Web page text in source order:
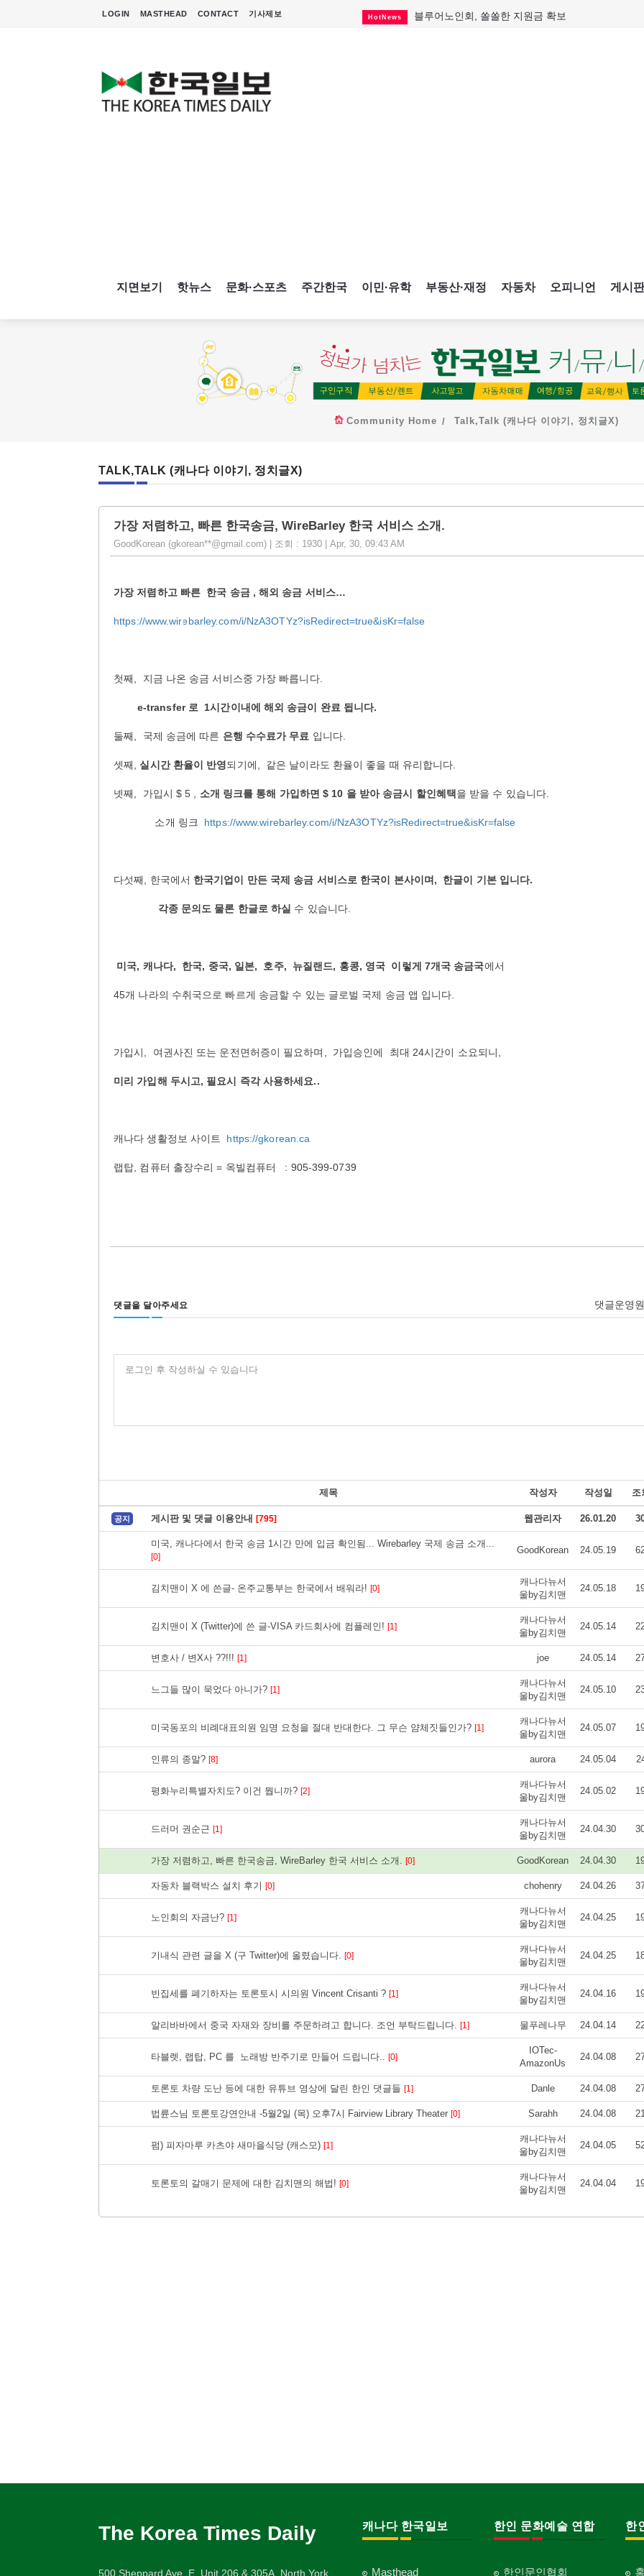
LOGIN MASTHEAD CONTACT 기사제보 HotNews 블루어노인회, 쏠쏠한 지원금 확보
지면보기 핫뉴스 문화·스포츠 주간한국 이민·유학 부동산·재정 자동차 오피니언 게시판
Community Home Talk,Talk (캐나다 이야기, 정치글X)
TALK,TALK (캐나다 이야기, 정치글X)
가장 저렴하고, 빠른 한국송금, WireBarley 한국 서비스 소개.
GoodKorean (gkorean**@gmail.com) | 조회 : 1930 | Apr, 30, 09:43 AM
가장 저렴하고 빠른 한국 송금,해외 송금 서비스…
https://www.wirebarley.com/i/NzA3OTYz?isRedirect=true&isKr=false
첫째 지금 나온 송금 서비스중 가장 빠릅니다.
e-transfer 로 1시간이내에 해외 송금이 완료 됩니다.
둘째 국제 송금에 따른 은행 수수료가 무료 입니다
셋째 실시간 환율이 반영되기에 같은 날이라도 환율이 좋을 때 유리합니다
넷째 가입시 $ 5 , 소개 링크를 통해 가입하면 $ 10 을 받아 송금시 할인혜택을 받을 수 있습니다
소개 링크 https://www.wirebarley.com/i/NzA3OTYz?isRedirect=true&isKr=false
다섯째 한국에서 한국기업이 만든 국제 송금 서비스로 한국이 본사이며 , 한글이 기본 입니다.
각종 문의도 물론 한글로 하실 수 있습니다.
미국, 캐나다, 한국, 중국, 일본, 호주, 뉴질랜드, 홍콩, 영국 이렇게 7개국 송금국에서
45개 나라의 수취국으로 빠르게 송금할 수 있는 글로벌 국제 송금 앱 입니다
가입시 여권사진 또는 운전면허증이 필요하며 가입승인에 최대 24시간이 소요되니
미리 가입해 두시고, 필요시 즉각 사용하세요..
캐나다 생활정보 사이트 https://gkorean.ca
랩탑 컴퓨터 출장수리 = 옥빌컴퓨터 : 905-399-0739
댓글을 달아주세요 댓글운영
로그인 후 작성하실 수 있습니다
제목 작성자 작성일 조
공지 게시판 및 댓글 이용안내 [795] 웹관리자 26.01.20
미국, 캐나다에서 한국 송금 1시간 만에 입금 확인됨... Wirebarley 국제 송금 소개...
[0]
GoodKorean 24.05.19
김치맨이 X 에 쓴글- 온주교통부는 한국에서 배워라! [0]
캐나다뉴서
울by김치맨
24.05.18
김치맨이 X (Twitter)에 쓴 글-VISA 카드회사에 컴플레인! [1]
캐나다뉴서
울by김치맨
24.05.14
변호사 / 변X사 ??!!! [1] joe 24.05.14
느그들 많이 묵었다 아니가? [1]
캐나다뉴서
울by김치맨
24.05.10
미국동포의 비례대표의원 임명 요청을 절대 반대한다. 그 무슨 얌체짓들인가? [1]
캐나다뉴서
울by김치맨
24.05.07
인류의 종말? [8] aurora 24.05.04
평화누리특별자치도? 이건 뭡니까? [2]
캐나다뉴서
울by김치맨
24.05.02
드러머 권순근 [1]
캐나다뉴서
울by김치맨
24.04.30
가장 저렴하고, 빠른 한국송금, WireBarley 한국 서비스 소개. [0] GoodKorean 24.04.30
자동차 블랙박스 설치 후기 [0] chohenry 24.04.26
노인회의 자금난? [1]
캐나다뉴서
울by김치맨
24.04.25
기내식 관련 글을 X (구 Twitter)에 올렸습니다. [0]
캐나다뉴서
울by김치맨
24.04.25
빈집세를 폐기하자는 토론토시 시의원 Vincent Crisanti ? [1]
캐나다뉴서
울by김치맨
24.04.16
알리바바에서 중국 자재와 장비를 주문하려고 합니다. 조언 부탁드립니다. [1] 물푸레나무 24.04.14
타블렛, 랩탑, PC 를 노래방 반주기로 만들어 드립니다.. [0]
IOTec-
AmazonUs
24.04.08
토론토 차량 도난 등에 대한 유튜브 영상에 달린 한인 댓글들 [1] Danle 24.04.08
법륜스님 토론토강연안내 -5월2일 (목) 오후7시 Fairview Library Theater [0] Sarahh 24.04.08
펌) 피자마루 카츠야 새마을식당 (캐스모) [1]
캐나다뉴서
울by김치맨
24.04.05
토론토의 갈매기 문제에 대한 김치맨의 해법! [0]
캐나다뉴서
울by김치맨
24.04.04
The Korea Times Daily
500 Sheppard Ave. E. Unit 206 & 305A, North York,
캐나다 한국일보
Masthead
한인 문화예술 연합
한인문인협회
한